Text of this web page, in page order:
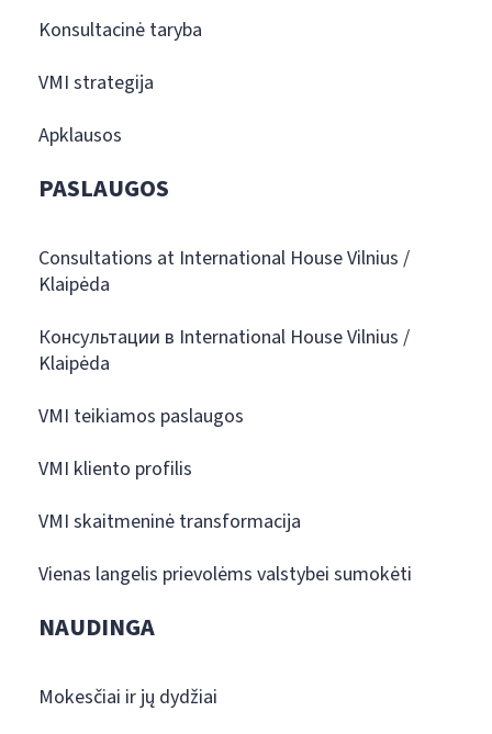
Konsultacinė taryba
VMI strategija
Apklausos
PASLAUGOS
Consultations at International House Vilnius /
Klaipėda
Консультации в International House Vilnius /
Klaipėda
VMI teikiamos paslaugos
VMI kliento profilis
VMI skaitmeninė transformacija
Vienas langelis prievolėms valstybei sumokėti
NAUDINGA
Mokesčiai ir jų dydžiai